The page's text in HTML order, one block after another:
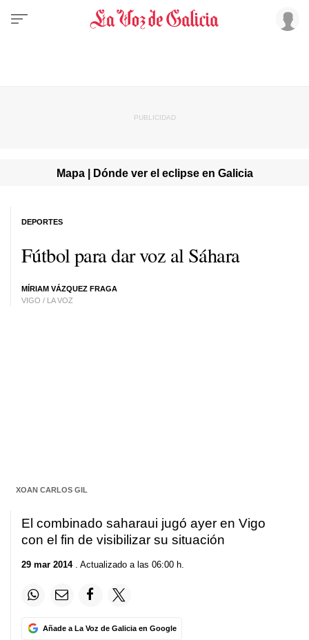
Mapa | Dónde ver el eclipse en Galicia
Fútbol para dar voz al Sáhara
MÍRIAM VÁZQUEZ FRAGA
VIGO / LA VOZ
DEPORTES
XOAN CARLOS GIL
El combinado saharaui jugó ayer en Vigo
con el fin de visibilizar su situación
29 mar 2014. Actualizado a las 06:00 h.
Añade a La Voz de Galicia en Google